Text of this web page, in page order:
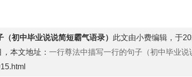
初中毕业说说简短霸气语录） 此文由小费编辑，于
，本文地址： 一行尊法中描写一行的句子（初中毕业说